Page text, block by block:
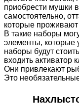
приобрести мушки
самостоятельно,
которые проживают
В такие наборы
элементы, которые
наборы будут
входить
Они привлекают
Это